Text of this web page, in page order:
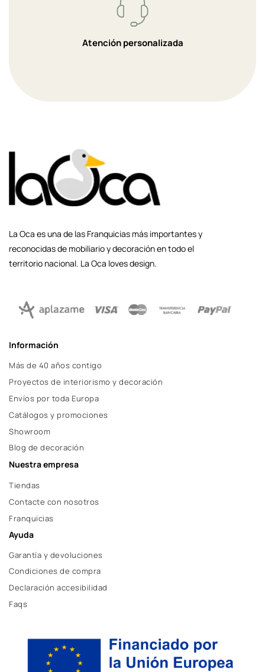
Atención personalizada
La Oca es una de las Franquicias más importantes y
reconocidas de mobiliario y decoración en todo el
territorio nacional. La Oca loves design.
Información
Más de 40 años contigo
Proyectos de interiorismo y decoración
Envíos por toda Europa
Catálogos y promociones
Showroom
Blog de decoración
Nuestra empresa
Tiendas
Contacte con nosotros
Franquicias
Ayuda
Garantía y devoluciones
Condiciones de compra
Declaración accesibilidad
Faqs